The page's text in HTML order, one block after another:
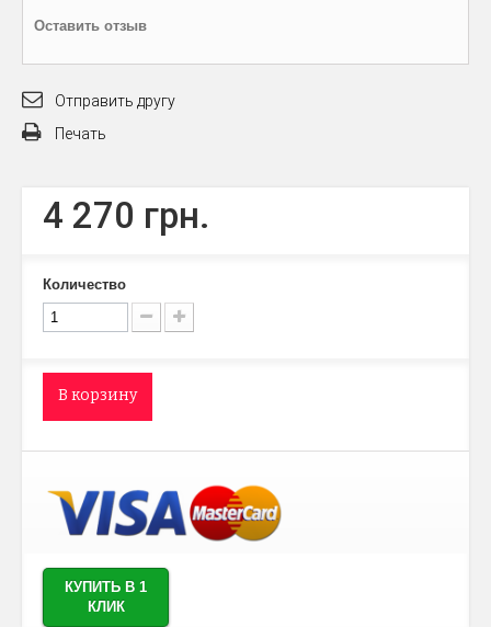
Оставить отзыв
Отправить другу
Печать
4 270 грн.
Количество
В корзину
КУПИТЬ В 1
КЛИК